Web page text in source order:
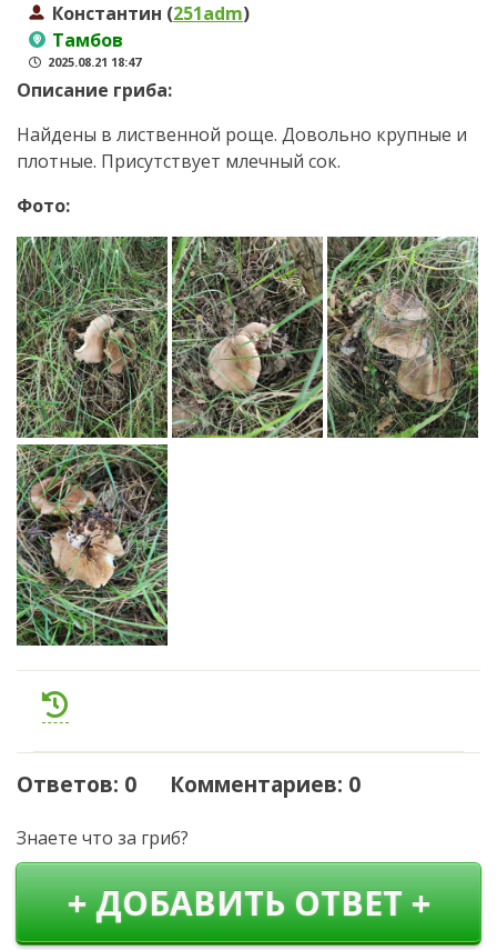
Константин (251adm)
Тамбов
2025.08.21 18:47
Описание гриба:
Найдены в лиственной роще. Довольно крупные и
плотные. Присутствует млечный сок.
Фото:
Ответов: 0 Комментариев: 0
Знаете что за гриб?
+ ДОБАВИТЬ ОТВЕТ +